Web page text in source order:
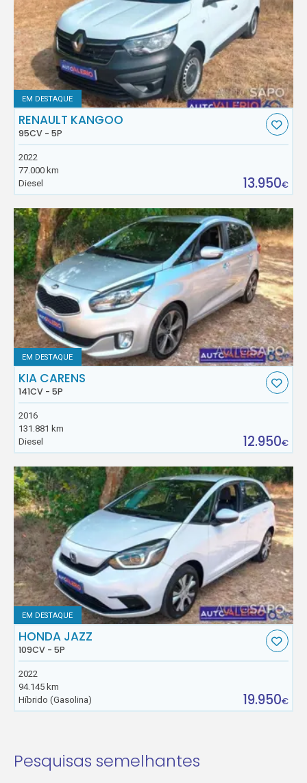
EM DESTAQUE
RENAULT KANGOO
95CV - 5P
2022
77.000 km
Diesel
13.950€
EM DESTAQUE
KIA CARENS
141CV - 5P
2016
131.881 km
Diesel
12.950€
EM DESTAQUE
HONDA JAZZ
109CV - 5P
2022
94.145 km
Híbrido (Gasolina)
19.950€
Pesquisas semelhantes